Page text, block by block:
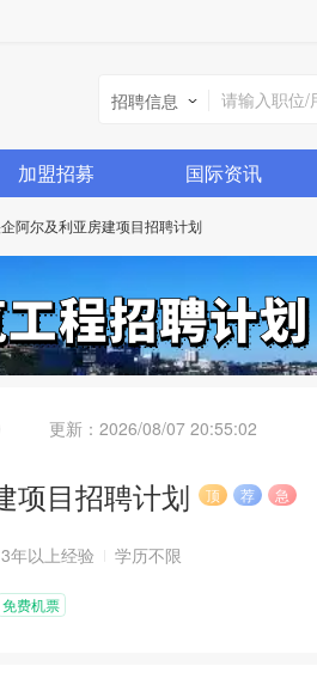
招聘信息
加盟招募 国际资讯
阿尔及利亚房建项目招聘计划
更新： 2026/08/07 20:55:02
项目招聘计划 顶 荐 急
3年以上经验 学历不限
免费机票